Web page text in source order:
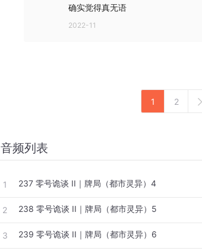
确实觉得真无语
2022-11
1 2
音频列表
1 237 零号诡谈 II｜牌局（都市灵异）4
2 238 零号诡谈 II｜牌局（都市灵异）5
3 239 零号诡谈 II｜牌局（都市灵异）6